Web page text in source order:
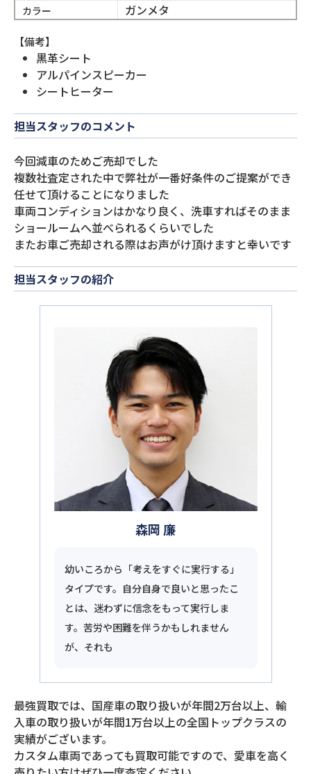
カラー ガンメタ
【備考】
黒革シート
アルパインスピーカー
シートヒーター
担当スタッフのコメント
今回減車のためご売却でした
複数社査定された中で弊社が一番好条件のご提案ができ
任せて頂けることになりました
車両コンディションはかなり良く、洗車すればそのまま
ショールームへ並べられるくらいでした
またお車ご売却される際はお声がけ頂けますと幸いです
担当スタッフの紹介
森岡 廉
幼いころから「考えをすぐに実行する」
タイプです。自分自身で良いと思ったこ
とは、迷わずに信念をもって実行しま
す。苦労や困難を伴うかもしれません
が、それも
最強買取では、国産車の取り扱いが年間2万台以上、輸
入車の取り扱いが年間1万台以上の全国トップクラスの
実績がございます。
カスタム車両であっても買取可能ですので、愛車を高く